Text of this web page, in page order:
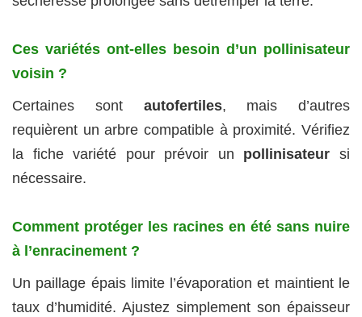
Ces variétés ont-elles besoin d’un pollinisateur
voisin ?
Certaines sont autofertiles, mais d’autres
requièrent un arbre compatible à proximité. Vérifiez
la fiche variété pour prévoir un pollinisateur si
nécessaire.
Comment protéger les racines en été sans nuire
à l’enracinement ?
Un paillage épais limite l’évaporation et maintient le
taux d’humidité. Ajustez simplement son épaisseur